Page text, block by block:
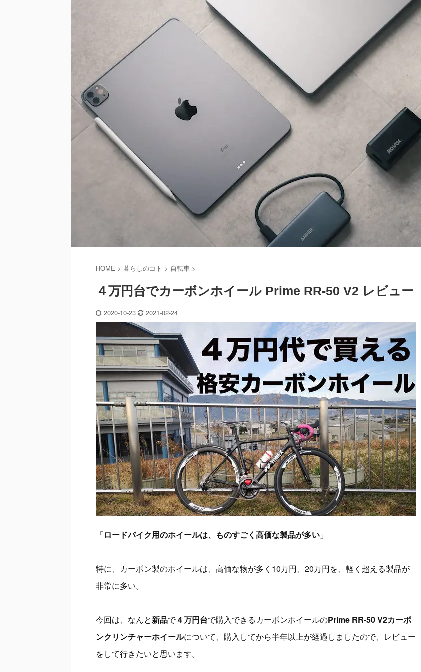
HOME > 暮らしのコト > 自転車 >
４万円台でカーボンホイール Prime RR-50 V2 レビュー
2020-10-23 2021-02-24
「ロードバイク用のホイールは、ものすごく高価な製品が多い 」
特に、カーボン製のホイールは、高価な物が多く10万円、20万円を、軽く超える製品が
非常に多い。
今回は、なんと新品で４万円台で購入できるカーボンホイールのPrime RR-50 V2カーボ
ンクリンチャーホイールについて、購入してから半年以上が経過しましたので、レビュー
をして行きたいと思います。